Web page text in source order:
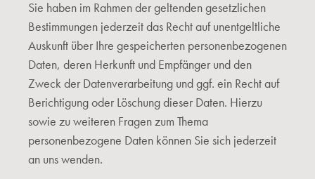
Sie haben im Rahmen der geltenden gesetzlichen
Bestimmungen jederzeit das Recht auf unentgeltliche
Auskunft über Ihre gespeicherten personenbezogenen
Daten, deren Herkunft und Empfänger und den
Zweck der Datenverarbeitung und ggf. ein Recht auf
Berichtigung oder Löschung dieser Daten. Hierzu
sowie zu weiteren Fragen zum Thema
personenbezogene Daten können Sie sich jederzeit
an uns wenden.